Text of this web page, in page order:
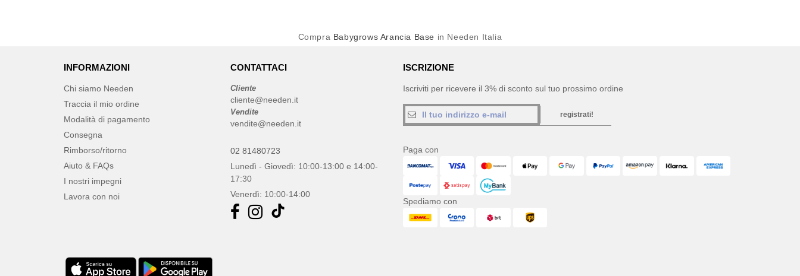
Compra Babygrows Arancia Base in Needen Italia
INFORMAZIONI
Chi siamo Needen
Traccia il mio ordine
Modalità di pagamento
Consegna
Rimborso/ritorno
Aiuto & FAQs
I nostri impegni
Lavora con noi
CONTATTACI
Cliente
cliente@needen.it
Vendite
vendite@needen.it
02 81480723
Lunedì - Giovedì: 10:00-13:00 e 14:00-
17:30
Venerdì: 10:00-14:00
ISCRIZIONE
Iscriviti per ricevere il 3% di sconto sul tuo prossimo ordine
registrati!
Paga con
Spediamo con